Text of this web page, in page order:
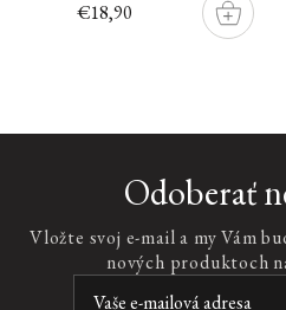
€18,90
DO
KOŠÍKU
Odoberať
Vložte svoj e-mail a my Vám
nových produktoch